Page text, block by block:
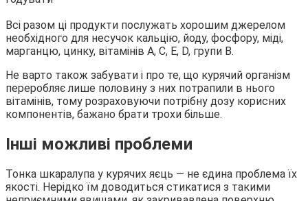
Всі разом ці продукти послужать хорошим джерелом
необхідного для несучок кальцію, йоду, фосфору, міді,
марганцю, цинку, вітамінів A, C, E, D, групи B.
Не варто також забувати і про те, що курячий організм
переробляє лише половину з них потрапили в нього
вітамінів, тому розраховуючи потрібну дозу корисних
компонентів, бажано брати трохи більше.
Інші можливі проблеми
Тонка шкаралупа у курячих яєць — не єдина проблема їх
якості. Нерідко їм доводиться стикатися з такими